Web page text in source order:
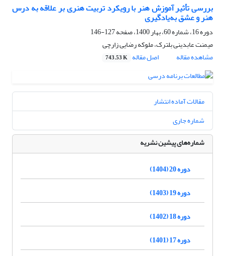
بررسی تأثیر آموزش هنر با رویکرد تربیت هنری بر علاقه به درس
هنر و عشق به‌یادگیری
دوره 16، شماره 60، بهار 1400، صفحه
127-146
میمنت عابدینی بلترک، ملوکه رضایی زارچی
مشاهده مقاله
اصل مقاله 743.53 K
مقالات آماده انتشار
شماره جاری
شماره‌های پیشین نشریه
دوره 20 (1404)
دوره 19 (1403)
دوره 18 (1402)
دوره 17 (1401)